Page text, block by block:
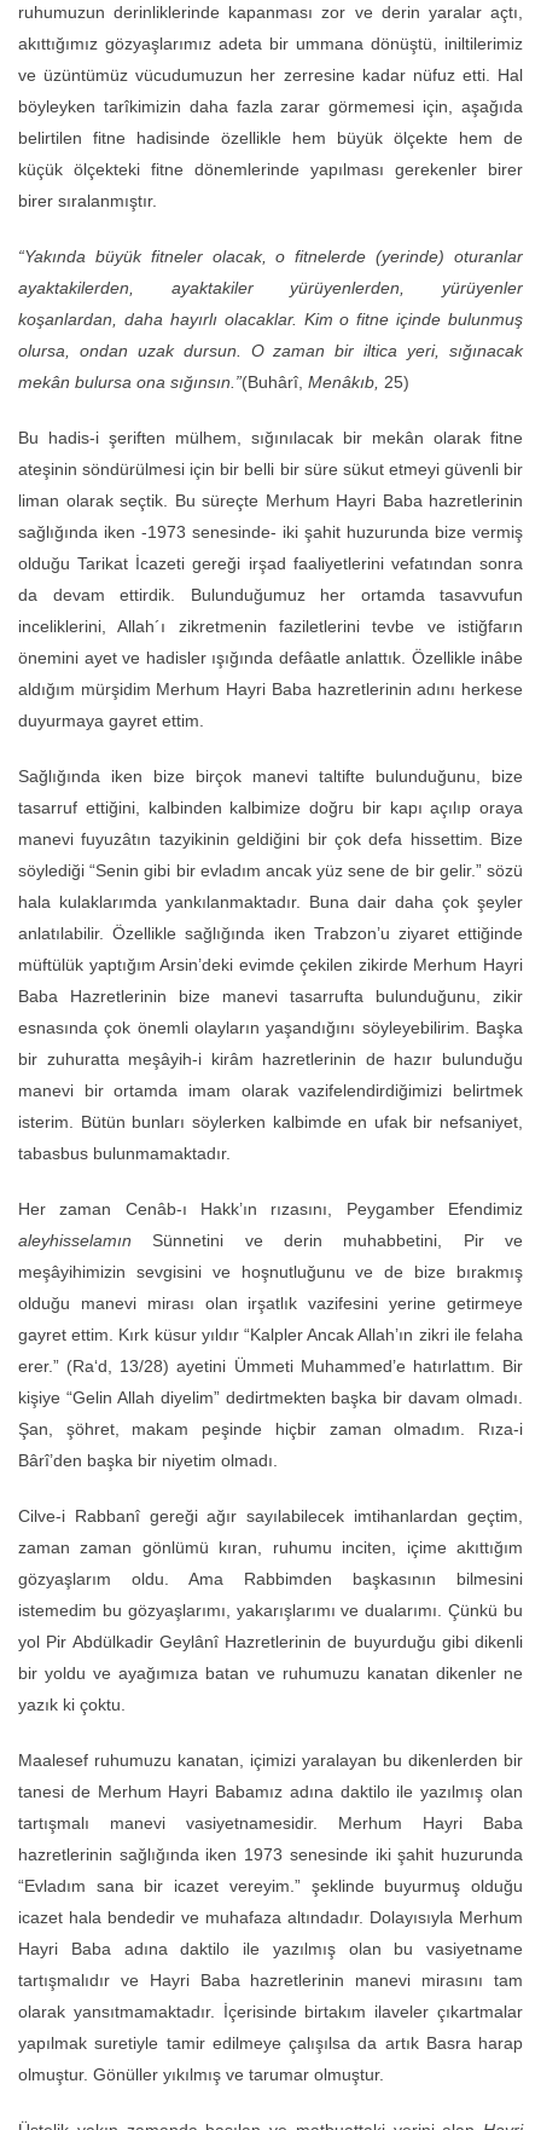
ruhumuzun derinliklerinde kapanması zor ve derin yaralar açtı,
akıttığımız gözyaşlarımız adeta bir ummana dönüştü, iniltilerimiz
ve üzüntümüz vücudumuzun her zerresine kadar nüfuz etti. Hal
böyleyken tarîkimizin daha fazla zarar görmemesi için, aşağıda
belirtilen fitne hadisinde özellikle hem büyük ölçekte hem de
küçük ölçekteki fitne dönemlerinde yapılması gerekenler birer
birer sıralanmıştır.
“Yakında büyük fitneler olacak, o fitnelerde (yerinde) oturanlar
ayaktakilerden, ayaktakiler yürüyenlerden, yürüyenler
koşanlardan, daha hayırlı olacaklar. Kim o fitne içinde bulunmuş
olursa, ondan uzak dursun. O zaman bir iltica yeri, sığınacak
mekân bulursa ona sığınsın.”(Buhârî, Menâkıb, 25)
Bu hadis-i şeriften mülhem, sığınılacak bir mekân olarak fitne
ateşinin söndürülmesi için bir belli bir süre sükut etmeyi güvenli bir
liman olarak seçtik. Bu süreçte Merhum Hayri Baba hazretlerinin
sağlığında iken -1973 senesinde- iki şahit huzurunda bize vermiş
olduğu Tarikat İcazeti gereği irşad faaliyetlerini vefatından sonra
da devam ettirdik. Bulunduğumuz her ortamda tasavvufun
inceliklerini, Allah´ı zikretmenin faziletlerini tevbe ve istiğfarın
önemini ayet ve hadisler ışığında defâatle anlattık. Özellikle inâbe
aldığım mürşidim Merhum Hayri Baba hazretlerinin adını herkese
duyurmaya gayret ettim.
Sağlığında iken bize birçok manevi taltifte bulunduğunu, bize
tasarruf ettiğini, kalbinden kalbimize doğru bir kapı açılıp oraya
manevi fuyuzâtın tazyikinin geldiğini bir çok defa hissettim. Bize
söylediği “Senin gibi bir evladım ancak yüz sene de bir gelir.” sözü
hala kulaklarımda yankılanmaktadır. Buna dair daha çok şeyler
anlatılabilir. Özellikle sağlığında iken Trabzon’u ziyaret ettiğinde
müftülük yaptığım Arsin’deki evimde çekilen zikirde Merhum Hayri
Baba Hazretlerinin bize manevi tasarrufta bulunduğunu, zikir
esnasında çok önemli olayların yaşandığını söyleyebilirim. Başka
bir zuhuratta meşâyih-i kirâm hazretlerinin de hazır bulunduğu
manevi bir ortamda imam olarak vazifelendirdiğimizi belirtmek
isterim. Bütün bunları söylerken kalbimde en ufak bir nefsaniyet,
tabasbus bulunmamaktadır.
Her zaman Cenâb-ı Hakk’ın rızasını, Peygamber Efendimiz
aleyhisselamın Sünnetini ve derin muhabbetini, Pir ve
meşâyihimizin sevgisini ve hoşnutluğunu ve de bize bırakmış
olduğu manevi mirası olan irşatlık vazifesini yerine getirmeye
gayret ettim. Kırk küsur yıldır “Kalpler Ancak Allah’ın zikri ile felaha
erer.” (Ra‘d, 13/28) ayetini Ümmeti Muhammed’e hatırlattım. Bir
kişiye “Gelin Allah diyelim” dedirtmekten başka bir davam olmadı.
Şan, şöhret, makam peşinde hiçbir zaman olmadım. Rıza-i
Bârî’den başka bir niyetim olmadı.
Cilve-i Rabbanî gereği ağır sayılabilecek imtihanlardan geçtim,
zaman zaman gönlümü kıran, ruhumu inciten, içime akıttığım
gözyaşlarım oldu. Ama Rabbimden başkasının bilmesini
istemedim bu gözyaşlarımı, yakarışlarımı ve dualarımı. Çünkü bu
yol Pir Abdülkadir Geylânî Hazretlerinin de buyurduğu gibi dikenli
bir yoldu ve ayağımıza batan ve ruhumuzu kanatan dikenler ne
yazık ki çoktu.
Maalesef ruhumuzu kanatan, içimizi yaralayan bu dikenlerden bir
tanesi de Merhum Hayri Babamız adına daktilo ile yazılmış olan
tartışmalı manevi vasiyetnamesidir. Merhum Hayri Baba
hazretlerinin sağlığında iken 1973 senesinde iki şahit huzurunda
“Evladım sana bir icazet vereyim.” şeklinde buyurmuş olduğu
icazet hala bendedir ve muhafaza altındadır. Dolayısıyla Merhum
Hayri Baba adına daktilo ile yazılmış olan bu vasiyetname
tartışmalıdır ve Hayri Baba hazretlerinin manevi mirasını tam
olarak yansıtmamaktadır. İçerisinde birtakım ilaveler çıkartmalar
yapılmak suretiyle tamir edilmeye çalışılsa da artık Basra harap
olmuştur. Gönüller yıkılmış ve tarumar olmuştur.